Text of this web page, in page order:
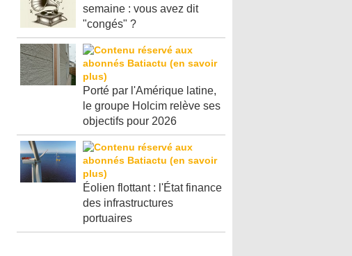
semaine : vous avez dit
"congés" ?
Porté par l'Amérique latine,
le groupe Holcim relève ses
objectifs pour 2026
Éolien flottant : l'État finance
des infrastructures
portuaires